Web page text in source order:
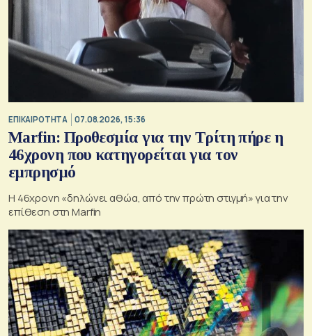
ΕΠΙΚΑΙΡΟΤΗΤΑ 07.08.2026, 15:36
Marfin: Προθεσμία για την Τρίτη πήρε η
46χρονη που κατηγορείται για τον
εμπρησμό
H 46χρονη «δηλώνει αθώα, από την πρώτη στιγμή» για την
επίθεση στη Marfin